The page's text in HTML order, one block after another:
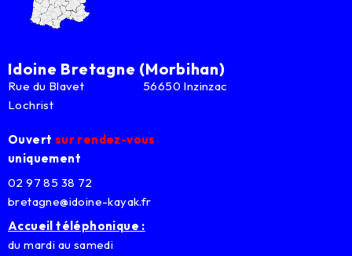
Idoine Bretagne (Morbihan)
Rue du Blavet 56650 Inzinzac
Lochrist
Ouvert sur rendez-vous
uniquement
02 97 85 38 72
bretagne@idoine-kayak.fr
Accueil téléphonique :
du mardi au samedi